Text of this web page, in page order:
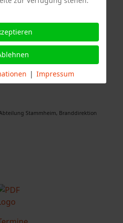
Stuttgart
Stammheim, Branddirektion
| Impressum